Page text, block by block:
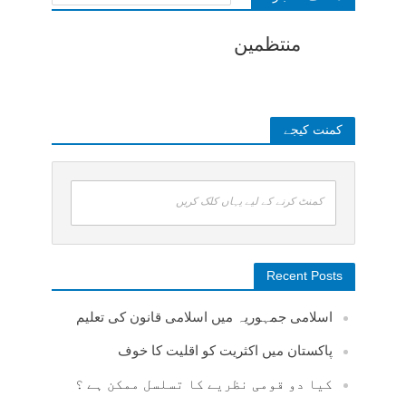
منتظمین
کمنت کیجے
کمنٹ کرنے کے لیے یہاں کلک کریں
Recent Posts
اسلامی جمہوریہ میں اسلامی قانون کی تعلیم
پاکستان میں اکثریت کو اقلیت کا خوف
کیا دو قومی نظریے کا تسلسل ممکن ہے ؟